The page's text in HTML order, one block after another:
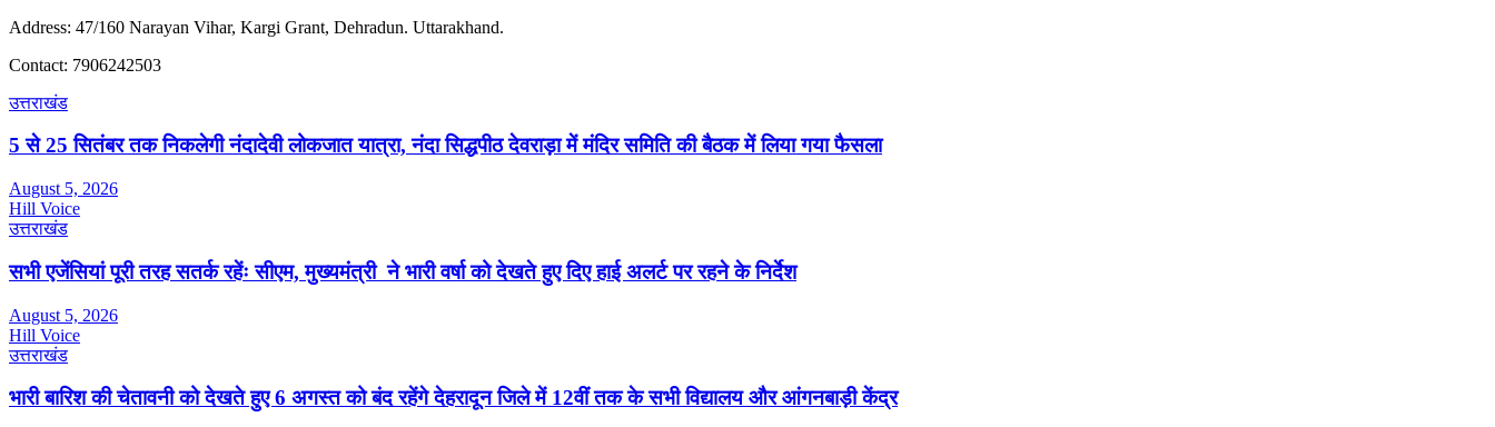
Address: 47/160 Narayan Vihar, Kargi Grant, Dehradun. Uttarakhand.
Contact: 7906242503
उत्तराखंड
5 से 25 सितंबर तक निकलेगी नंदादेवी लोकजात यात्रा, नंदा सिद्धपीठ देवराड़ा में मंदिर समिति की बैठक में लिया गया फैसला
August 5, 2026
Hill Voice
उत्तराखंड
सभी एजेंसियां पूरी तरह सतर्क रहेंः सीएम, मुख्यमंत्री ने भारी वर्षा को देखते हुए दिए हाई अलर्ट पर रहने के निर्देश
August 5, 2026
Hill Voice
उत्तराखंड
भारी बारिश की चेतावनी को देखते हुए 6 अगस्त को बंद रहेंगे देहरादून जिले में 12वीं तक के सभी विद्यालय और आंगनबाड़ी केंद्र